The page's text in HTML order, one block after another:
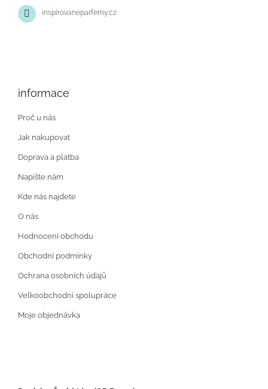
inspirovaneparfemy.cz
informace
Proč u nás
Jak nakupovat
Doprava a platba
Napište nám
Kde nás najdete
O nás
Hodnocení obchodu
Obchodní podmínky
Ochrana osobních údajů
Velkoobchodní spolupráce
Moje objednávka